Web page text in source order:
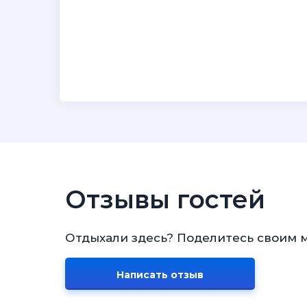
Отзывы гостей
Отдыхали здесь? Поделитесь своим
Написать отзыв